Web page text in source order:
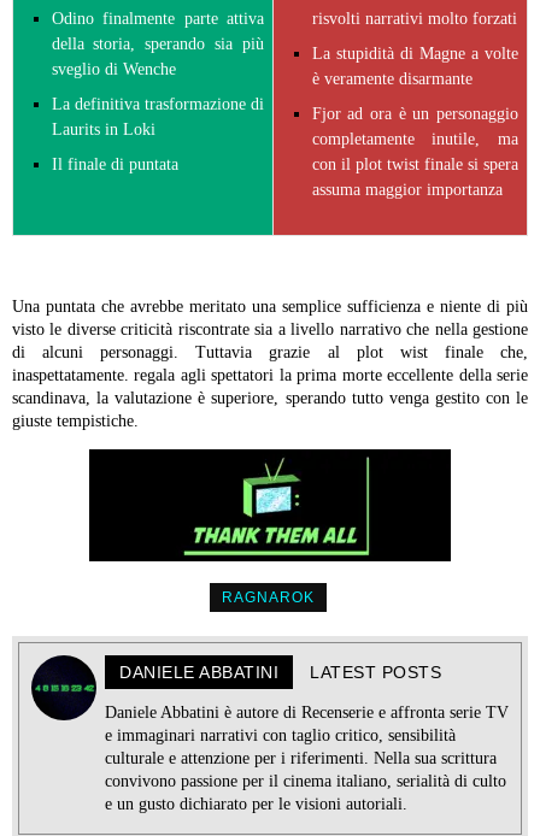
Odino finalmente parte attiva
della storia, sperando sia più
sveglio di Wenche
La definitiva trasformazione di
Laurits in Loki
Il finale di puntata
risvolti narrativi molto forzati
La stupidità di Magne a volte
è veramente disarmante
Fjor ad ora è un personaggio
completamente inutile, ma
con il plot twist finale si spera
assuma maggior importanza
Una puntata che avrebbe meritato una semplice sufficienza e niente di più
visto le diverse criticità riscontrate sia a livello narrativo che nella gestione
di alcuni personaggi. Tuttavia grazie al plot wist finale che,
inaspettatamente. regala agli spettatori la prima morte eccellente della serie
scandinava, la valutazione è superiore, sperando tutto venga gestito con le
giuste tempistiche.
RAGNAROK
DANIELE ABBATINI LATEST POSTS
Daniele Abbatini è autore di Recenserie e affronta serie TV
e immaginari narrativi con taglio critico, sensibilità
culturale e attenzione per i riferimenti. Nella sua scrittura
convivono passione per il cinema italiano, serialità di culto
e un gusto dichiarato per le visioni autoriali.